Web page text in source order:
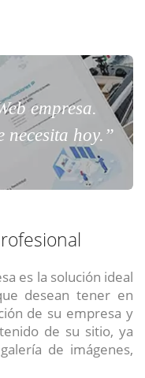
empresa.
necesita hoy.”
es la solución ideal
desean tener en
de su empresa y
de su sitio, ya
de imágenes,